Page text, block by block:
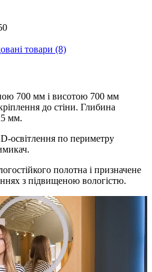
товари (8)
700 мм і висотою 700 мм
до стіни. Глибина
мм.
освітлення по периметру
полотна і призначене
з підвищеною вологістю.